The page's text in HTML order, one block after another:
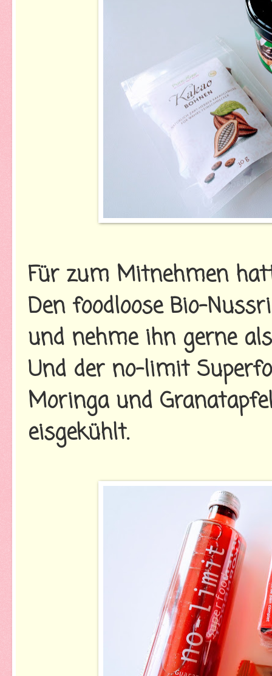
Für zum Mitnehmen
Den foodloose Bio-
und nehme ihn gerne
Und der no-limit
Moringa und
eisgekühlt.